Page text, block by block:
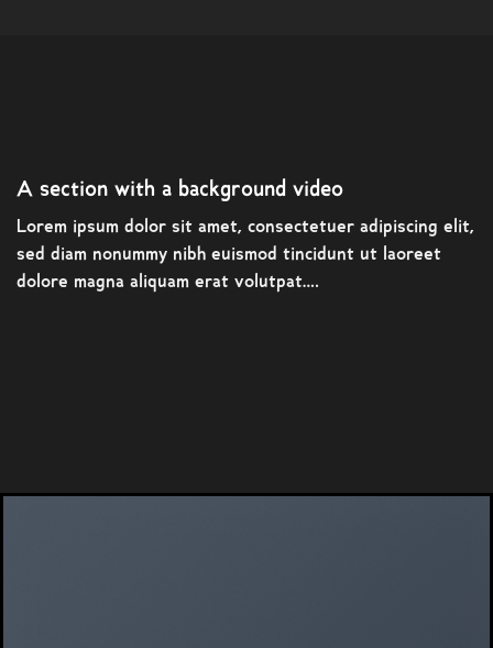
A section with a background video
Lorem ipsum dolor sit amet, consectetuer adipiscing elit,
sed diam nonummy nibh euismod tincidunt ut laoreet
dolore magna aliquam erat volutpat….